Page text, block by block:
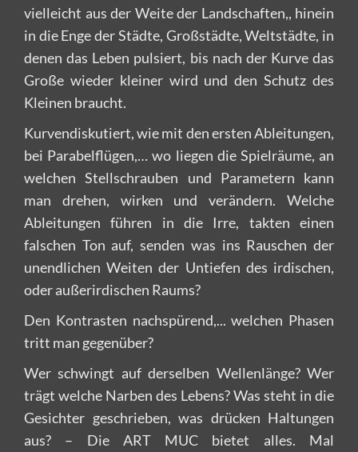
vielleicht aus der Weite der Landschaften,, hinein
in die Enge der Städte, Großstädte, Weltstädte, in
denen das Leben pulsiert, bis nach der Kurve das
Große wieder kleiner wird und den Schutz des
Kleinen braucht.
Kurvendiskutiert, wie mit den ersten Ableitungen,
bei Parabelflügen,… wo liegen die Spielräume, an
welchen Stellschrauben und Parametern kann
man drehen, wirken und verändern. Welche
Ableitungen führen in die Irre, takten einen
falschen Ton auf, senden was ins Rauschen der
unendlichen Weiten der Untiefen des irdischen,
oder außerirdischen Raums?
Den Kontrasten nachspürend,... welchen Phasen
tritt man gegenüber?
Wer schwingt auf derselben Wellenlänge? Wer
trägt welche Narben des Lebens? Was steht in die
Gesichter geschrieben, was drücken Haltungen
aus? – Die ART MUC bietet alles. Mal